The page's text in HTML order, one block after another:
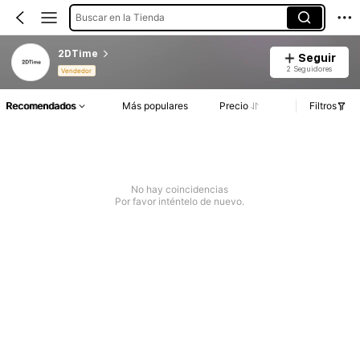
Buscar en la Tienda
2DTime
Vendedor
Seguir
2 Seguidores
Recomendados Más populares Precio Filtros
No hay coincidencias
Por favor inténtelo de nuevo.